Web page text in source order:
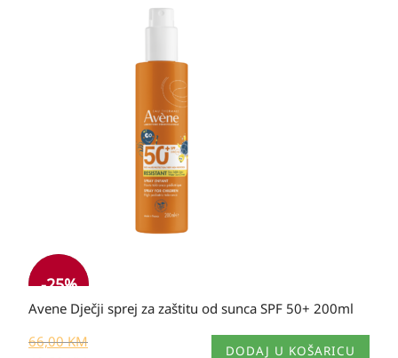
-25%
Avene Dječji sprej za zaštitu od sunca SPF 50+ 200ml
66,00KM
DODAJ U KOŠARICU